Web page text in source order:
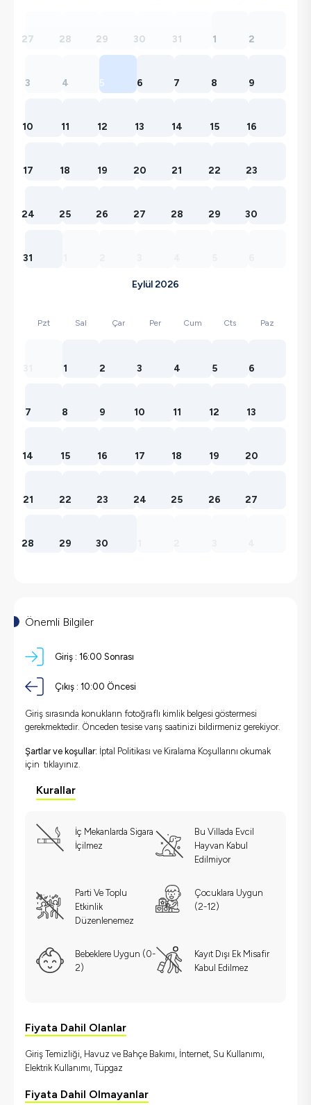
27 28 29 30 31 1 2
3 4 5 6 7 8 9
10 11 12 13 14 15 16
17 18 19 20 21 22 23
24 25 26 27 28 29 30
31
Eylül 2026
Pzt Sal Çar Per Cum Cts Paz
1 2 3 4 5 6
7 8 9 10 11 12 13
14 15 16 17 18 19 20
21 22 23 24 25 26 27
28 29 30
Önemli Bilgiler
Giriş : 16:00 Sonrası
Çıkış : 10:00 Öncesi
Giriş sırasında konukların fotoğraflı kimlik belgesi göstermesi
gerekmektedir. Önceden tesise varış saatinizi bildirmeniz gerekiyor.
Şartlar ve koşullar: İptal Politikası ve Kiralama Koşullarını okumak
için tıklayınız.
Kurallar
İç Mekanlarda Sigara
İçilmez
Bu Villada Evcil
Hayvan Kabul
Edilmiyor
Parti Ve Toplu
Etkinlik
Düzenlenemez
Çocuklara Uygun
(2-12)
Bebeklere Uygun (0-
2)
Kayıt Dışı Ek Misafir
Kabul Edilmez
Fiyata Dahil Olanlar
Giriş Temizliği, Havuz ve Bahçe Bakımı, İnternet, Su Kullanımı,
Elektrik Kullanımı, Tüpgaz
Fiyata Dahil Olmayanlar